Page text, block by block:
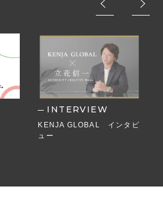
INTERVIEW
KENJA GLOBAL インタビ
ュー